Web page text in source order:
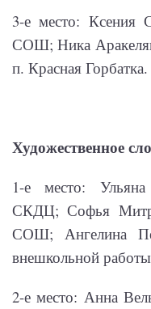
3-е место: Ксения
СОШ; Ника
п. Красная Горбатка.
Художественное
1-е место:
СКДЦ; Софья
СОШ; Ангелина
внешкольной
2-е место: Анна